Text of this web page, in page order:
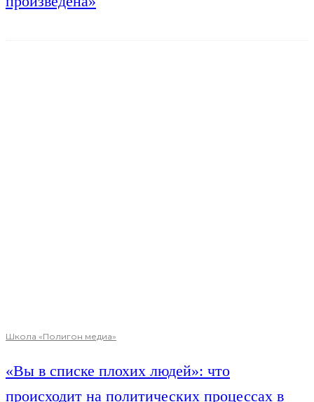
Школа «Полигон медиа»
«Вы в списке плохих людей»: что
происходит на политических процессах в